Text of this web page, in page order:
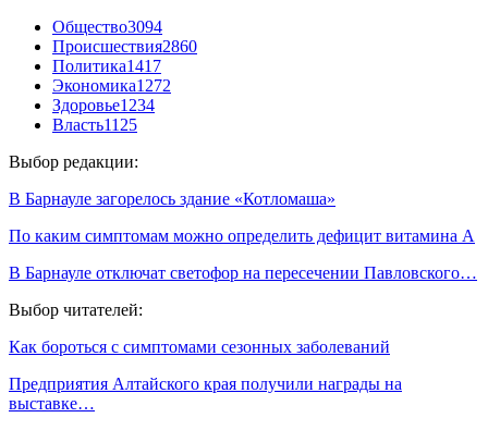
Общество3094
Происшествия2860
Политика1417
Экономика1272
Здоровье1234
Власть1125
Выбор редакции:
В Барнауле загорелось здание «Котломаша»
По каким симптомам можно определить дефицит витамина А
В Барнауле отключат светофор на пересечении Павловского…
Выбор читателей:
Как бороться с симптомами сезонных заболеваний
Предприятия Алтайского края получили награды на
выставке…